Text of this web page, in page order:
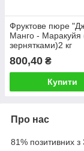
Фруктове пюре
Манго - Маракуйя
зернятками)2 кг
800,40 ₴
Купити
Про нас
81% позитивних з